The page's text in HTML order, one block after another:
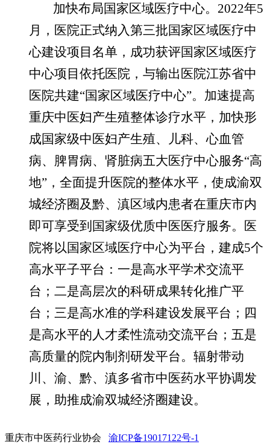
加快布局国家区域医疗中心。 2022年5
月，医院正式纳入第三批国家区域医疗中
心建设项目名单，成功获评国家区域医疗
中心项目依托医院，与输出医院江苏省中
医院共建“国家区域医疗中心”。加速提高
重庆中医妇产生殖整体诊疗水平，加快形
成国家级中医妇产生殖、儿科、心血管
病、脾胃病、肾脏病五大医疗中心服务“高
地”，全面提升医院的整体水平，使成渝双
城经济圈及黔、滇区域内患者在重庆市内
即可享受到国家级优质中医医疗服务。医
院将以国家区域医疗中心为平台， 建成5个
高水平子平台 ：一是高水平学术交流平
台；二是高层次的科研成果转化推广平
台；三是高水准的学科建设发展平台；四
是高水平的人才柔性流动交流平台；五是
高质量的院内制剂研发平台。辐射带动
川、渝、黔、滇多省市中医药水平协调发
展，助推成渝双城经济圈建设。
重庆市中医药行业协会 渝ICP备19017122号-1